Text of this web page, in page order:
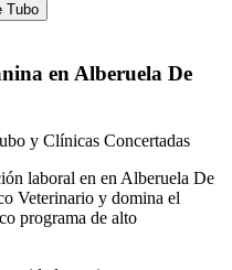
Tubo
en Alberuela De
y Clínicas Concertadas
laboral en en Alberuela De
Veterinario y domina el
programa de alto